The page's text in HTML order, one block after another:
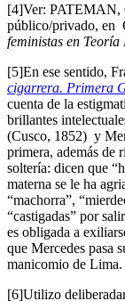
[4]Ver: PATEMAN,
público/privado, en
feministas en Teoría
[5]En ese sentido,
cigarrera. Primera
cuenta de la
brillantes
(Cusco, 1852) y
primera, además de
soltería: dicen que
materna se le ha
“machorra”,
“castigadas” por
es obligada a
que Mercedes pasa
manicomio de Lima.
[6]Utilizo